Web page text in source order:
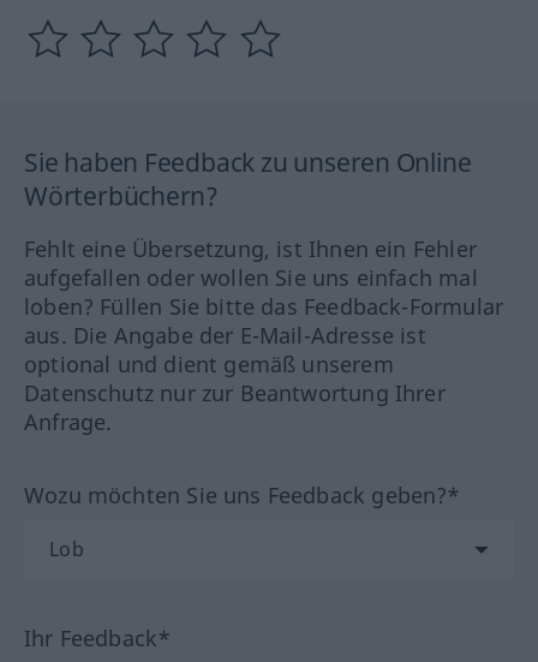
Sie haben Feedback zu unseren Online
Wörterbüchern?
Fehlt eine Übersetzung, ist Ihnen ein Fehler
aufgefallen oder wollen Sie uns einfach mal
loben? Füllen Sie bitte das Feedback-Formular
aus. Die Angabe der E-Mail-Adresse ist
optional und dient gemäß unserem
Datenschutz nur zur Beantwortung Ihrer
Anfrage.
Wozu möchten Sie uns Feedback geben?*
Ihr Feedback*